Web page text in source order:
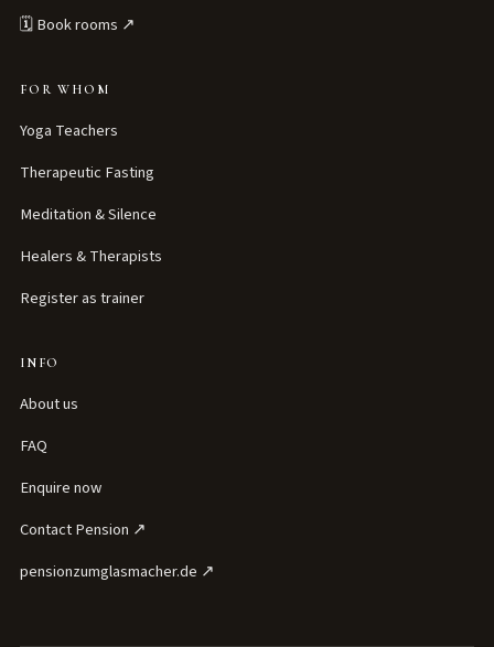
🗓 Book rooms ↗
FOR WHOM
Yoga Teachers
Therapeutic Fasting
Meditation & Silence
Healers & Therapists
Register as trainer
INFO
About us
FAQ
Enquire now
Contact Pension ↗
pensionzumglasmacher.de ↗